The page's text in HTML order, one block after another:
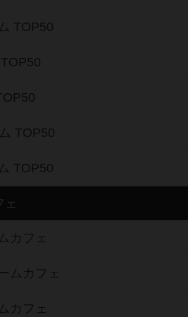
TOP50
TOP50
TOP50
ェ
カフェ
ムカフェ
カフェ